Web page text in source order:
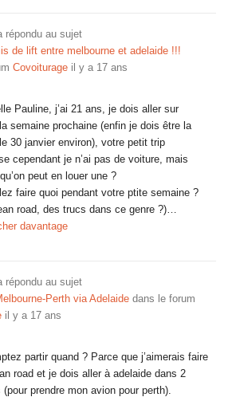
répondu au sujet
de lift entre melbourne et adelaide !!!
Covoiturage il y a 17 ans
Pauline, j’ai 21 ans, je dois aller sur
semaine prochaine (enfin je dois être la
30 janvier environ), votre petit trip
cependant je n’ai pas de voiture, mais
peut en louer une ?
faire quoi pendant votre ptite semaine ?
road, des trucs dans ce genre ?)…
davantage
répondu au sujet
Perth via Adelaide dans le forum
il y a 17 ans
partir quand ? Parce que j’aimerais faire
road et je dois aller à adelaide dans 2
(pour prendre mon avion pour perth).